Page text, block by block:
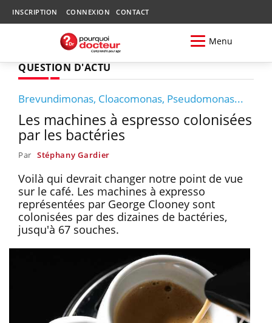
INSCRIPTION CONNEXION CONTACT
Menu
QUESTION D'ACTU
Brevundimonas, Cloacomonas, Pseudomonas...
Les machines à espresso colonisées
par les bactéries
Par Stéphany Gardier
Voilà qui devrait changer notre point de vue
sur le café. Les machines à expresso
représentées par George Clooney sont
colonisées par des dizaines de bactéries,
jusqu'à 67 souches.